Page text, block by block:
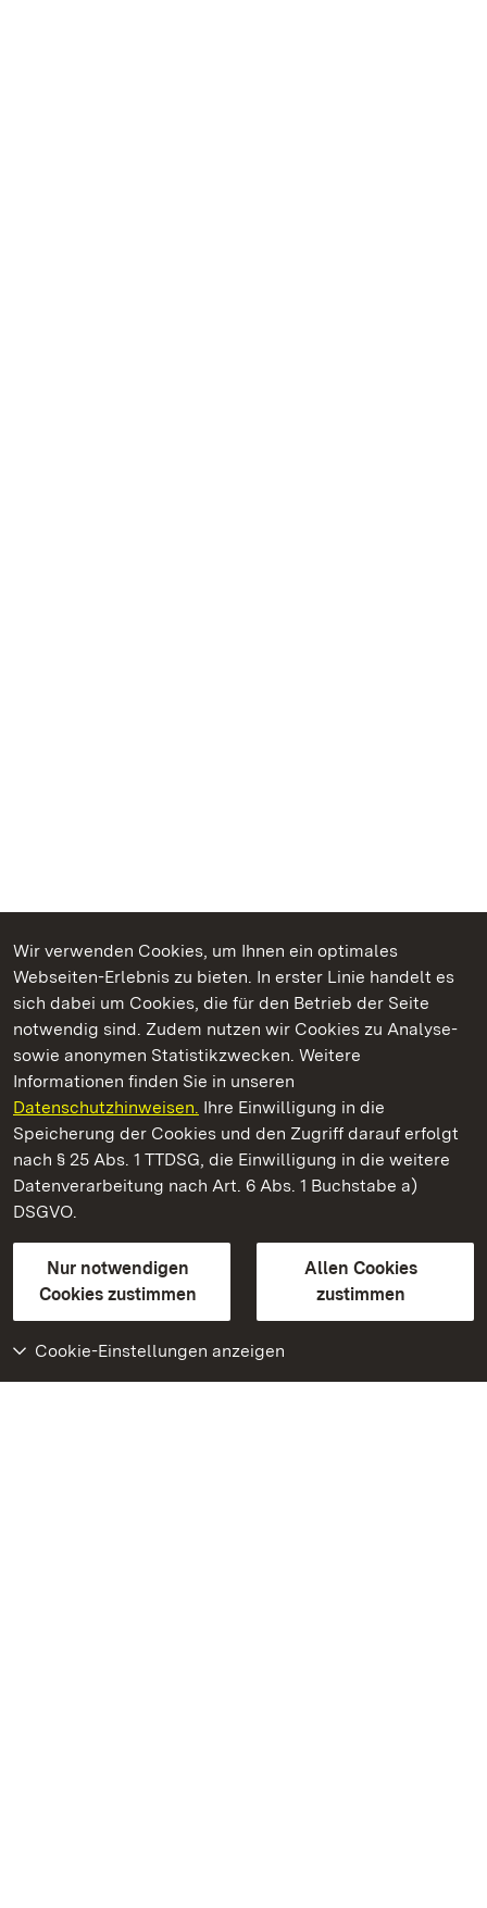
Wir verwenden Cookies, um Ihnen ein optimales
Webseiten-Erlebnis zu bieten. In erster Linie handelt es
sich dabei um Cookies, die für den Betrieb der Seite
notwendig sind. Zudem nutzen wir Cookies zu Analyse-
sowie anonymen Statistikzwecken. Weitere
Informationen finden Sie in unseren
Datenschutzhinweisen. Ihre Einwilligung in die
Speicherung der Cookies und den Zugriff darauf erfolgt
nach § 25 Abs. 1 TTDSG, die Einwilligung in die weitere
Datenverarbeitung nach Art. 6 Abs. 1 Buchstabe a)
DSGVO.
Nur notwendigen
Cookies zustimmen
Allen Cookies
zustimmen
Cookie-Einstellungen anzeigen
Kommen. Staunen. Genießen.
Staatliche Schlösser und Gärten Baden‑Württemberg
Staatliche Schlösser und Gärten Baden-Württemberg
Kontakt
GebärdenspracheLeichte Sprache
Erklärung zur Barrierefreiheit
BITV-konform (geprüfte Seiten)
Weiteres